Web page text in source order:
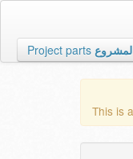
Project parts
This is